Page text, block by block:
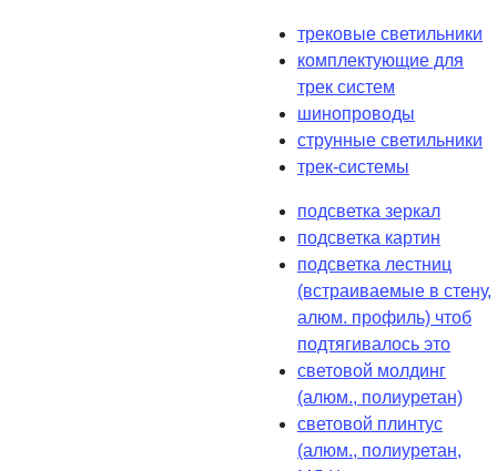
трековые светильники
комплектующие для
трек систем
шинопроводы
струнные светильники
трек-системы
подсветка зеркал
подсветка картин
подсветка лестниц
(встраиваемые в стену,
алюм. профиль) чтоб
подтягивалось это
световой молдинг
(алюм., полиуретан)
световой плинтус
(алюм., полиуретан,